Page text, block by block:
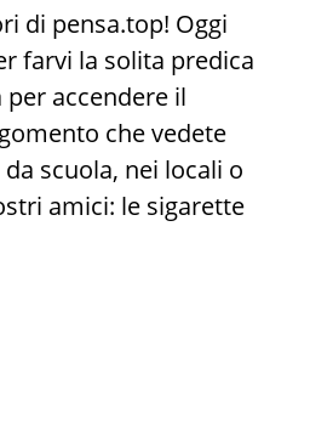
di pensa.top! Oggi
farvi la solita predica
per accendere il
che vedete
scuola, nei locali o
amici: le sigarette